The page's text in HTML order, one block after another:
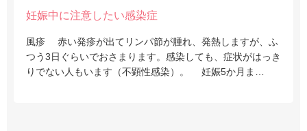
妊娠中に注意したい感染症
風疹 赤い発疹が出てリンパ節が腫れ、発熱しますが、ふ
つう3日ぐらいでおさまります。感染しても、症状がはっき
りでない人もいます（不顕性感染）。 妊娠5か月ま…